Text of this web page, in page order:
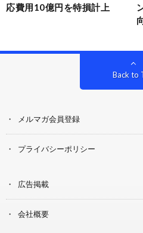
応費用10億円を特損計上
Back to
メルマガ会員登録
プライバシーポリシー
広告掲載
会社概要